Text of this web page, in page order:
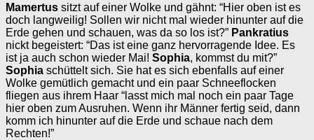
Mamertus sitzt auf einer Wolke und gähnt: “Hier oben ist es
doch langweilig! Sollen wir nicht mal wieder hinunter auf die
Erde gehen und schauen, was da so los ist?” Pankratius
nickt begeistert: “Das ist eine ganz hervorragende Idee. Es
ist ja auch schon wieder Mai! Sophia, kommst du mit?”
Sophia schüttelt sich. Sie hat es sich ebenfalls auf einer
Wolke gemütlich gemacht und ein paar Schneeflocken
fliegen aus ihrem Haar “lasst mich mal noch ein paar Tage
hier oben zum Ausruhen. Wenn ihr Männer fertig seid, dann
komm ich hinunter auf die Erde und schaue nach dem
Rechten!”